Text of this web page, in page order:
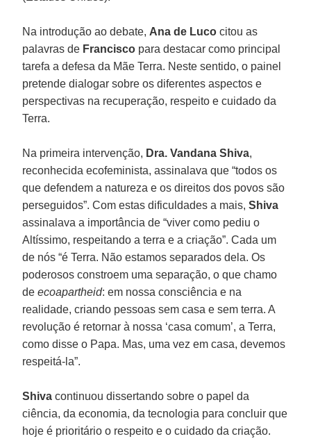
Na introdução ao debate, Ana de Luco citou as
palavras de Francisco para destacar como principal
tarefa a defesa da Mãe Terra. Neste sentido, o painel
pretende dialogar sobre os diferentes aspectos e
perspectivas na recuperação, respeito e cuidado da
Terra.
Na primeira intervenção, Dra. Vandana Shiva,
reconhecida ecofeminista, assinalava que “todos os
que defendem a natureza e os direitos dos povos são
perseguidos”. Com estas dificuldades a mais,Shiva
assinalava a importância de “viver como pediu o
Altíssimo, respeitando a terra e a criação”. Cada um
de nós “é Terra. Não estamos separados dela. Os
poderosos constroem uma separação, o que chamo
deecoapartheid: em nossa consciência e na
realidade, criando pessoas sem casa e sem terra. A
revolução é retornar à nossa ‘casa comum’, a Terra,
como disse o Papa. Mas, uma vez em casa, devemos
respeitá-la”.
Shiva continuou dissertando sobre o papel da
ciência, da economia, da tecnologia para concluir que
hoje é prioritário o respeito e o cuidado da criação.